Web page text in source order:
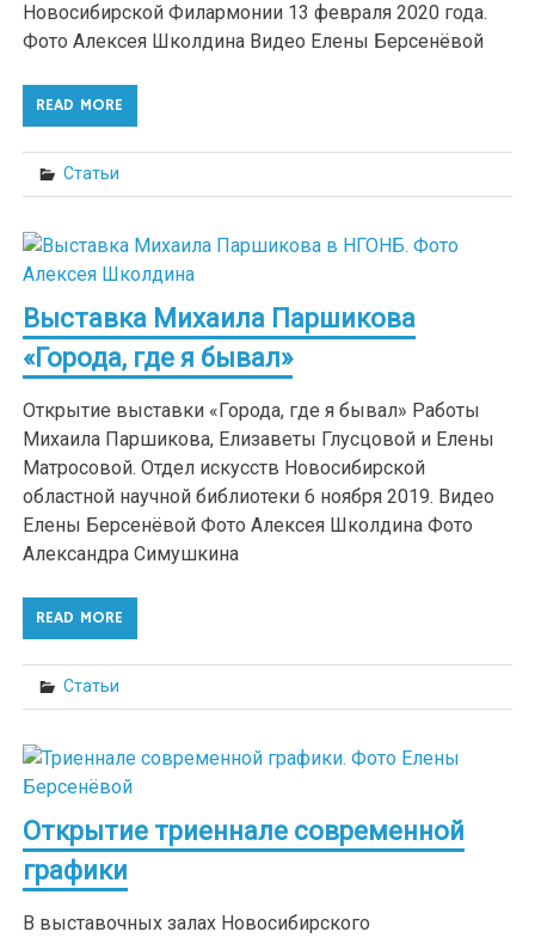
Новосибирской Филармонии 13 февраля 2020 года.
Фото Алексея Школдина Видео Елены Берсенёвой
READ MORE
Статьи
Выставка Михаила Паршикова
«Города, где я бывал»
Открытие выставки «Города, где я бывал» Работы
Михаила Паршикова, Елизаветы Глусцовой и Елены
Матросовой. Отдел искусств Новосибирской
областной научной библиотеки 6 ноября 2019. Видео
Елены Берсенёвой Фото Алексея Школдина Фото
Александра Симушкина
READ MORE
Статьи
Открытие триеннале современной
графики
В выставочных залах Новосибирского